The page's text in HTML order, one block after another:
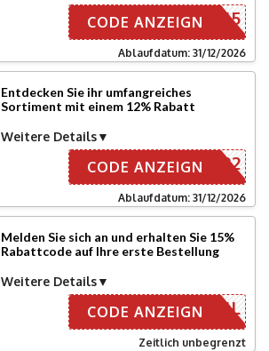
ML15
CODE ANZEIGN
Ablaufdatum: 31/12/2026
Entdecken Sie ihr umfangreiches
Sortiment mit einem 12% Rabatt
Weitere Details
NEU22
CODE ANZEIGN
Ablaufdatum: 31/12/2026
Melden Sie sich an und erhalten Sie 15%
Rabattcode auf Ihre erste Bestellung
Weitere Details
R E-MAIL
CODE ANZEIGN
Zeitlich unbegrenzt